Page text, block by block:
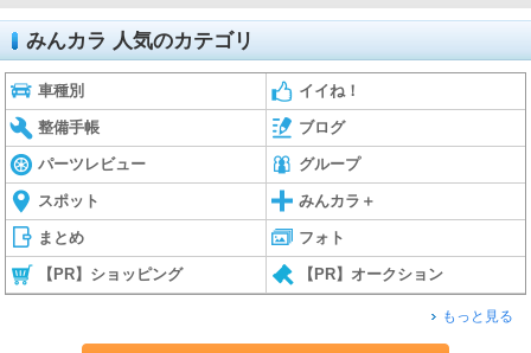
みんカラ 人気のカテゴリ
車種別 イイね！
整備手帳 ブログ
パーツレビュー グループ
スポット みんカラ＋
まとめ フォト
【PR】ショッピング 【PR】オークション
もっと見る